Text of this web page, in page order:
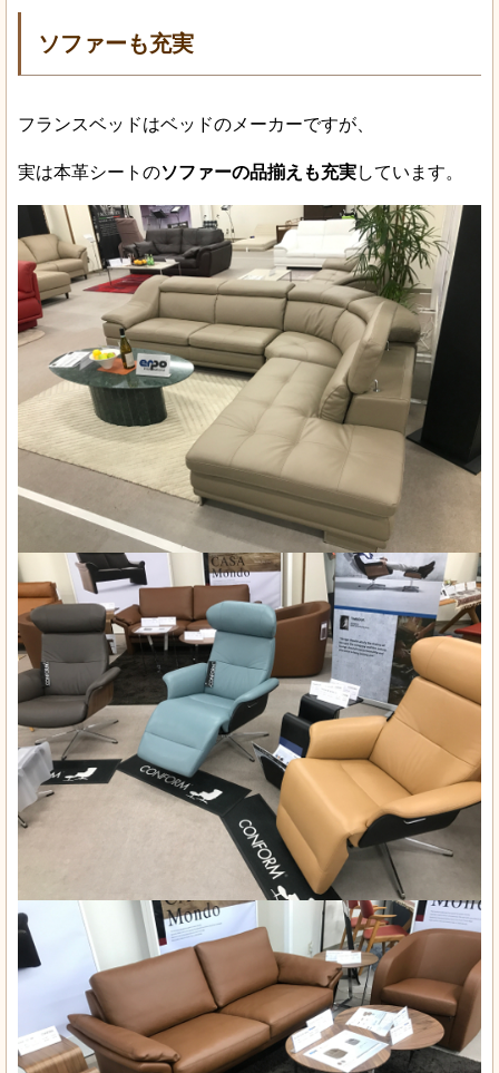
ソファーも充実
フランスベッドはベッドのメーカーですが、
実は本革シートのソファーの品揃えも充実しています。